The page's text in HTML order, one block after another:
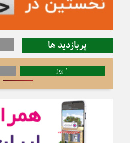
پربازدید ها
1 روز